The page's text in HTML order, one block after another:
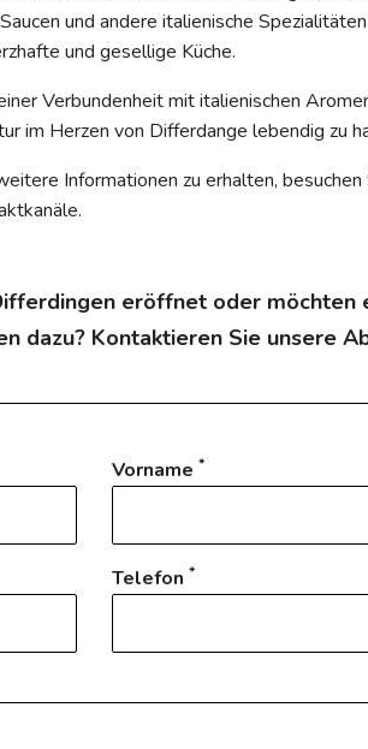
und andere italienische
und gesellige Küche.
Verbundenheit mit italienischen
im Herzen von Differdange lebendig zu
Informationen zu erhalten,
eröffnet oder möchten
dazu? Kontaktieren Sie unsere
Vorname *
Telefon *